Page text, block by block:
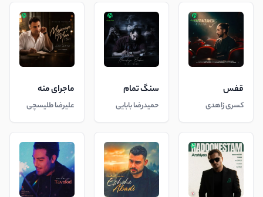
قفس
کسری زاهدی
سنگ تمام
حمیدرضا بابایی
ماجرای منه
علیرضا طلیسچی